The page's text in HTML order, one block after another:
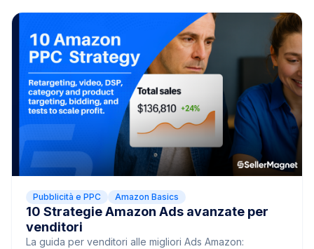
Pubblicità e PPC Amazon Basics
10 Strategie Amazon Ads avanzate per
venditori
La guida per venditori alle migliori Ads Amazon: